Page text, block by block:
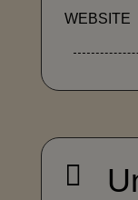
WEBSITE
